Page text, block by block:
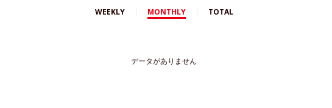
WEEKLY MONTHLY TOTAL
データがありません